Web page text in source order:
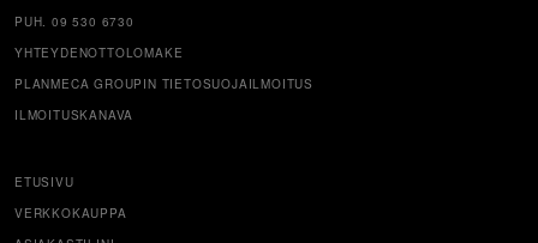
PUH. 09 530 6730
YHTEYDENOTTOLOMAKE
PLANMECA GROUPIN TIETOSUOJAILMOITUS
ILMOITUSKANAVA
ETUSIVU
VERKKOKAUPPA